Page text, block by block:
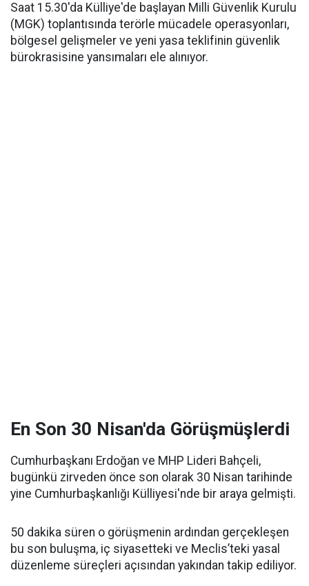
Saat 15.30'da Külliye'de başlayan Milli Güvenlik Kurulu
(MGK) toplantısında terörle mücadele operasyonları,
bölgesel gelişmeler ve yeni yasa teklifinin güvenlik
bürokrasisine yansımaları ele alınıyor.
En Son 30 Nisan'da Görüşmüşlerdi
Cumhurbaşkanı Erdoğan ve MHP Lideri Bahçeli,
bugünkü zirveden önce son olarak 30 Nisan tarihinde
yine Cumhurbaşkanlığı Külliyesi'nde bir araya gelmişti.
50 dakika süren o görüşmenin ardından gerçekleşen
bu son buluşma, iç siyasetteki ve Meclis’teki yasal
düzenleme süreçleri açısından yakından takip ediliyor.